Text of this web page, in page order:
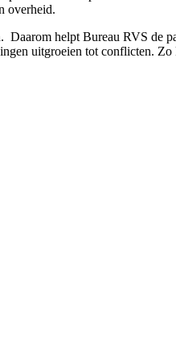
overheid.
Daarom helpt Bureau RVS de
uitgroeien tot conflicten.